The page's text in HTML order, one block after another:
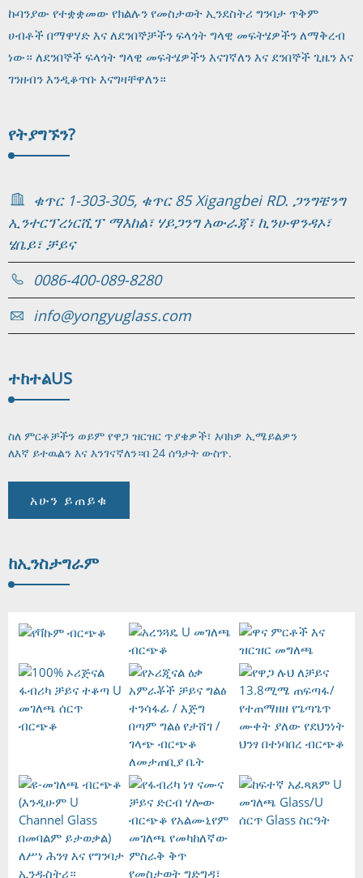
ኩባንያው የተቋቋመው የክልሉን የመስታወት ኢንደስትሪ ግንባታ ጥቅም
ሀብቶች በማዋሃድ እና ለደንበኞቻችን ፍላጎት ግላዊ መፍትሄዎችን ለማቅረብ
ነው። ለደንበኞች ፍላጎት ግላዊ መፍትሄዎችን እናገኛለን እና ደንበኞች ጊዜን እና
ገንዘብን እንዲቆጥቡ እናግዛቸዋለን።
የትያግኙን?
ቁጥር 1-303-305, ቁጥር 85 Xigangbei RD. ጋንግቼንግ
ኢንተርፕረነርሺፕ ማእከል፣ ሃይጋንግ አውራጃ፣ ኪንሁዋንዳኦ፣
ሄቤይ፣ ቻይና
0086-400-089-8280
info@yongyuglass.com
ተከተልUS
ስለ ምርቶቻችን ወይም የዋጋ ዝርዝር ጥያቄዎች፣ እባክዎ ኢሜይልዎን
ለእኛ ይተዉልን እና እንገናኛለን።በ 24 ሰዓታት ውስጥ.
አሁን ይጠይቁ
ከኢንስታግራም